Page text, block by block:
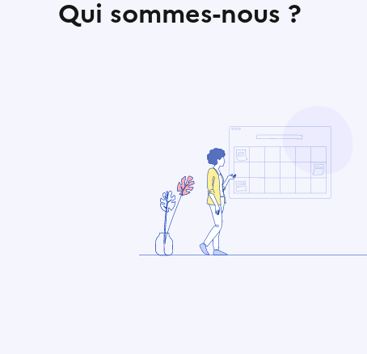
Qui sommes-nous ?